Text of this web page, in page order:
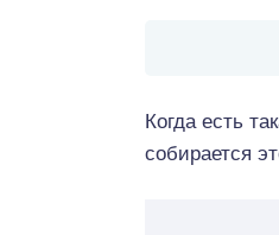
Когда есть
собирается